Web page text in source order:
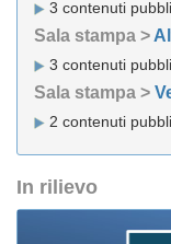
3 contenuti
Sala stampa >
3 contenuti
Sala stampa >
2 contenuti
In rilievo